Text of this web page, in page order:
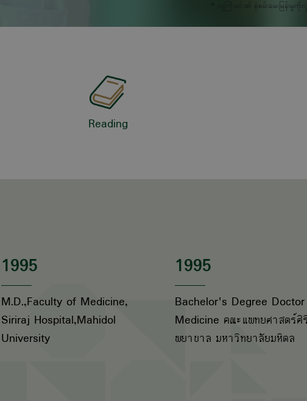
* လူကြီးမင်း၏ စုံစမ်းမေးမြန်းမှု
Reading
1995
M.D.,Faculty of Medicine,
Siriraj Hospital,Mahidol
University
1995
Bachelor's Degree
Medicine คณะแพทยศาสตร์ศิ
พยาบาล มหาวิทยาลัยมหิดล